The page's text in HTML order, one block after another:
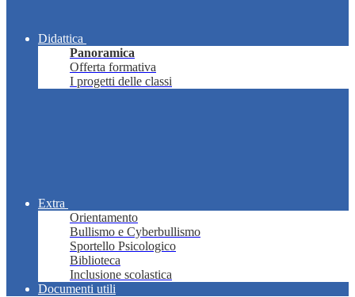
Didattica
Panoramica
Offerta formativa
I progetti delle classi
Extra
Orientamento
Bullismo e Cyberbullismo
Sportello Psicologico
Biblioteca
Inclusione scolastica
Documenti utili